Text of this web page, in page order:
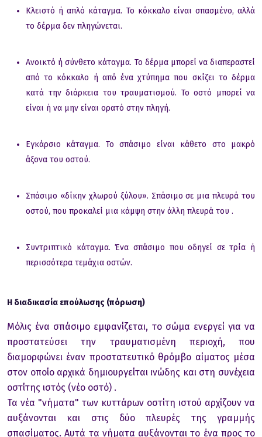
Κλειστό ή απλό κάταγμα. Το κόκκαλο είναι σπασμένο, αλλά
το δέρμα δεν πληγώνεται.
Ανοικτό ή σύνθετο κάταγμα. Το δέρμα μπορεί να διαπεραστεί
από το κόκκαλο ή από ένα χτύπημα που σκίζει το δέρμα
κατά την διάρκεια του τραυματισμού. Το οστό μπορεί να
είναι ή να μην είναι ορατό στην πληγή.
Εγκάρσιο κάταγμα. Το σπάσιμο είναι κάθετο στο μακρό
άξονα του οστού.
Σπάσιμο «δίκην χλωρού ξύλου». Σπάσιμο σε μια πλευρά του
οστού, που προκαλεί μια κάμψη στην άλλη πλευρά του .
Συντριπτικό κάταγμα. Ένα σπάσιμο που οδηγεί σε τρία ή
περισσότερα τεμάχια οστών.
Η διαδικασία επούλωσης (πόρωση)
Μόλις ένα σπάσιμο εμφανίζεται, το σώμα ενεργεί για να
προστατεύσει την τραυματισμένη περιοχή, που
διαμορφώνει έναν προστατευτικό θρόμβο αίματος μέσα
στον οποίο αρχικά δημιουργείται ινώδης και στη συνέχεια
οστίτης ιστός (νέο οστό) .
Τα νέα "νήματα" των κυττάρων οστίτη ιστού αρχίζουν να
αυξάνονται και στις δύο πλευρές της γραμμής
σπασίματος. Αυτά τα νήματα αυξάνονται το ένα προς το